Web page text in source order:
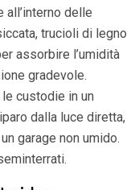
all’interno delle
trucioli di legno
assorbire l’umidità
gradevole.
custodie in un
dalla luce diretta,
garage non umido.